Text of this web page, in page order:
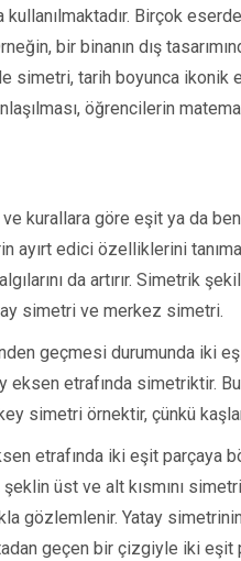
Birçok
bir binanın dış
simetri, tarih boyunca
öğrencilerin
kurallara göre eşit ya da
ayırt edici özelliklerini
da artırır. Simetrik
simetri ve merkez simetri.
geçmesi durumunda iki
etrafında simetriktir.
simetri örnektir, çünkü
etrafında iki eşit parçaya
üst ve alt kısmını
gözlemlenir. Yatay
geçen bir çizgiyle iki eşit